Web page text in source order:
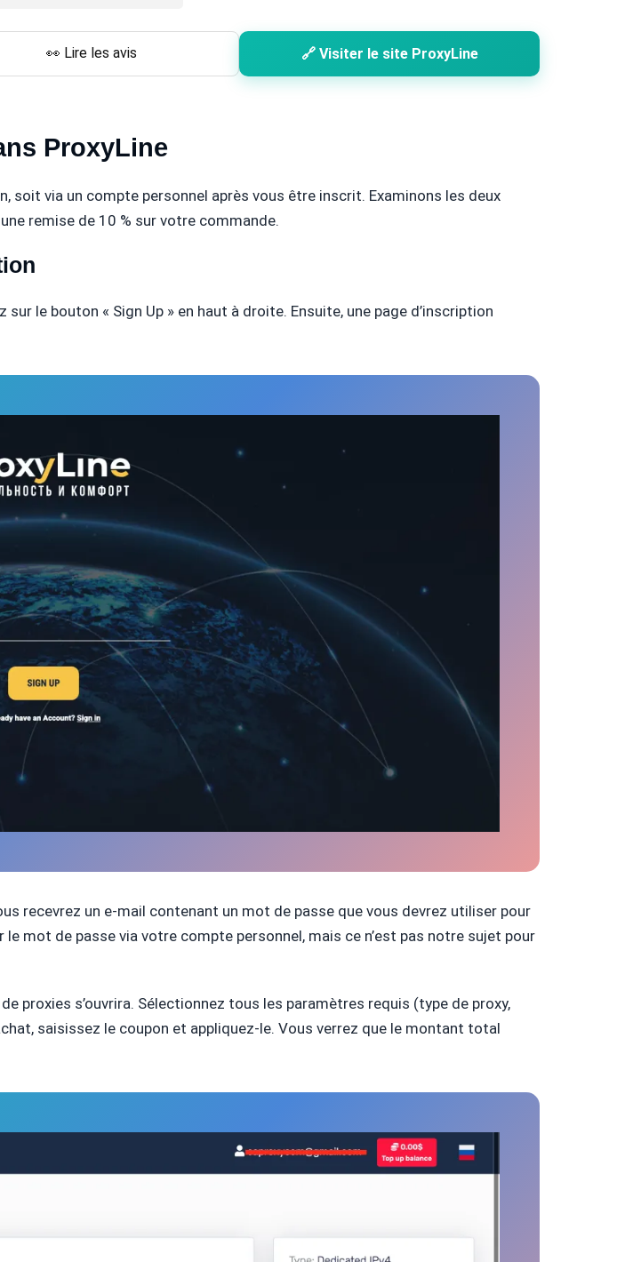
👀 Lire les avis 🔗 Visiter le site ProxyLine
ProxyLine
via un compte personnel après vous être inscrit. Examinons les deux
remise de 10 % sur votre commande.
sur le bouton « Sign Up » en haut à droite. Ensuite, une page d’inscription
recevrez un e-mail contenant un mot de passe que vous devrez utiliser pour
mot de passe via votre compte personnel, mais ce n’est pas notre sujet pour
proxies s’ouvrira. Sélectionnez tous les paramètres requis (type de proxy,
saisissez le coupon et appliquez-le. Vous verrez que le montant total